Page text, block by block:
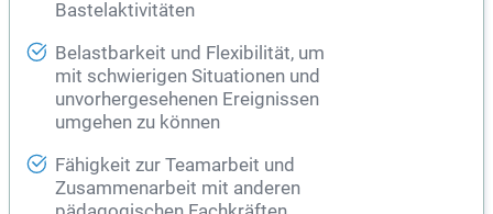
Bastelaktivitäten
Belastbarkeit und Flexibilität, um
mit schwierigen Situationen und
unvorhergesehenen Ereignissen
umgehen zu können
Fähigkeit zur Teamarbeit und
Zusammenarbeit mit anderen